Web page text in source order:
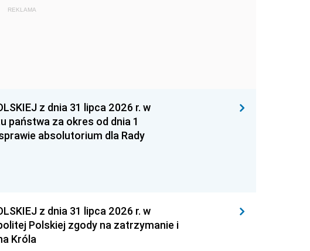
REKLAMA
z dnia 31 lipca 2026 r. w
państwa za okres od dnia 1
absolutorium dla Rady
z dnia 31 lipca 2026 r. w
Polskiej zgody na zatrzymanie i
Króla